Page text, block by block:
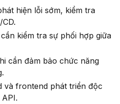
hiện lỗi sớm, kiểm tra
cần kiểm tra sự phối hợp giữa
cần đảm bảo chức năng
và frontend phát triển độc